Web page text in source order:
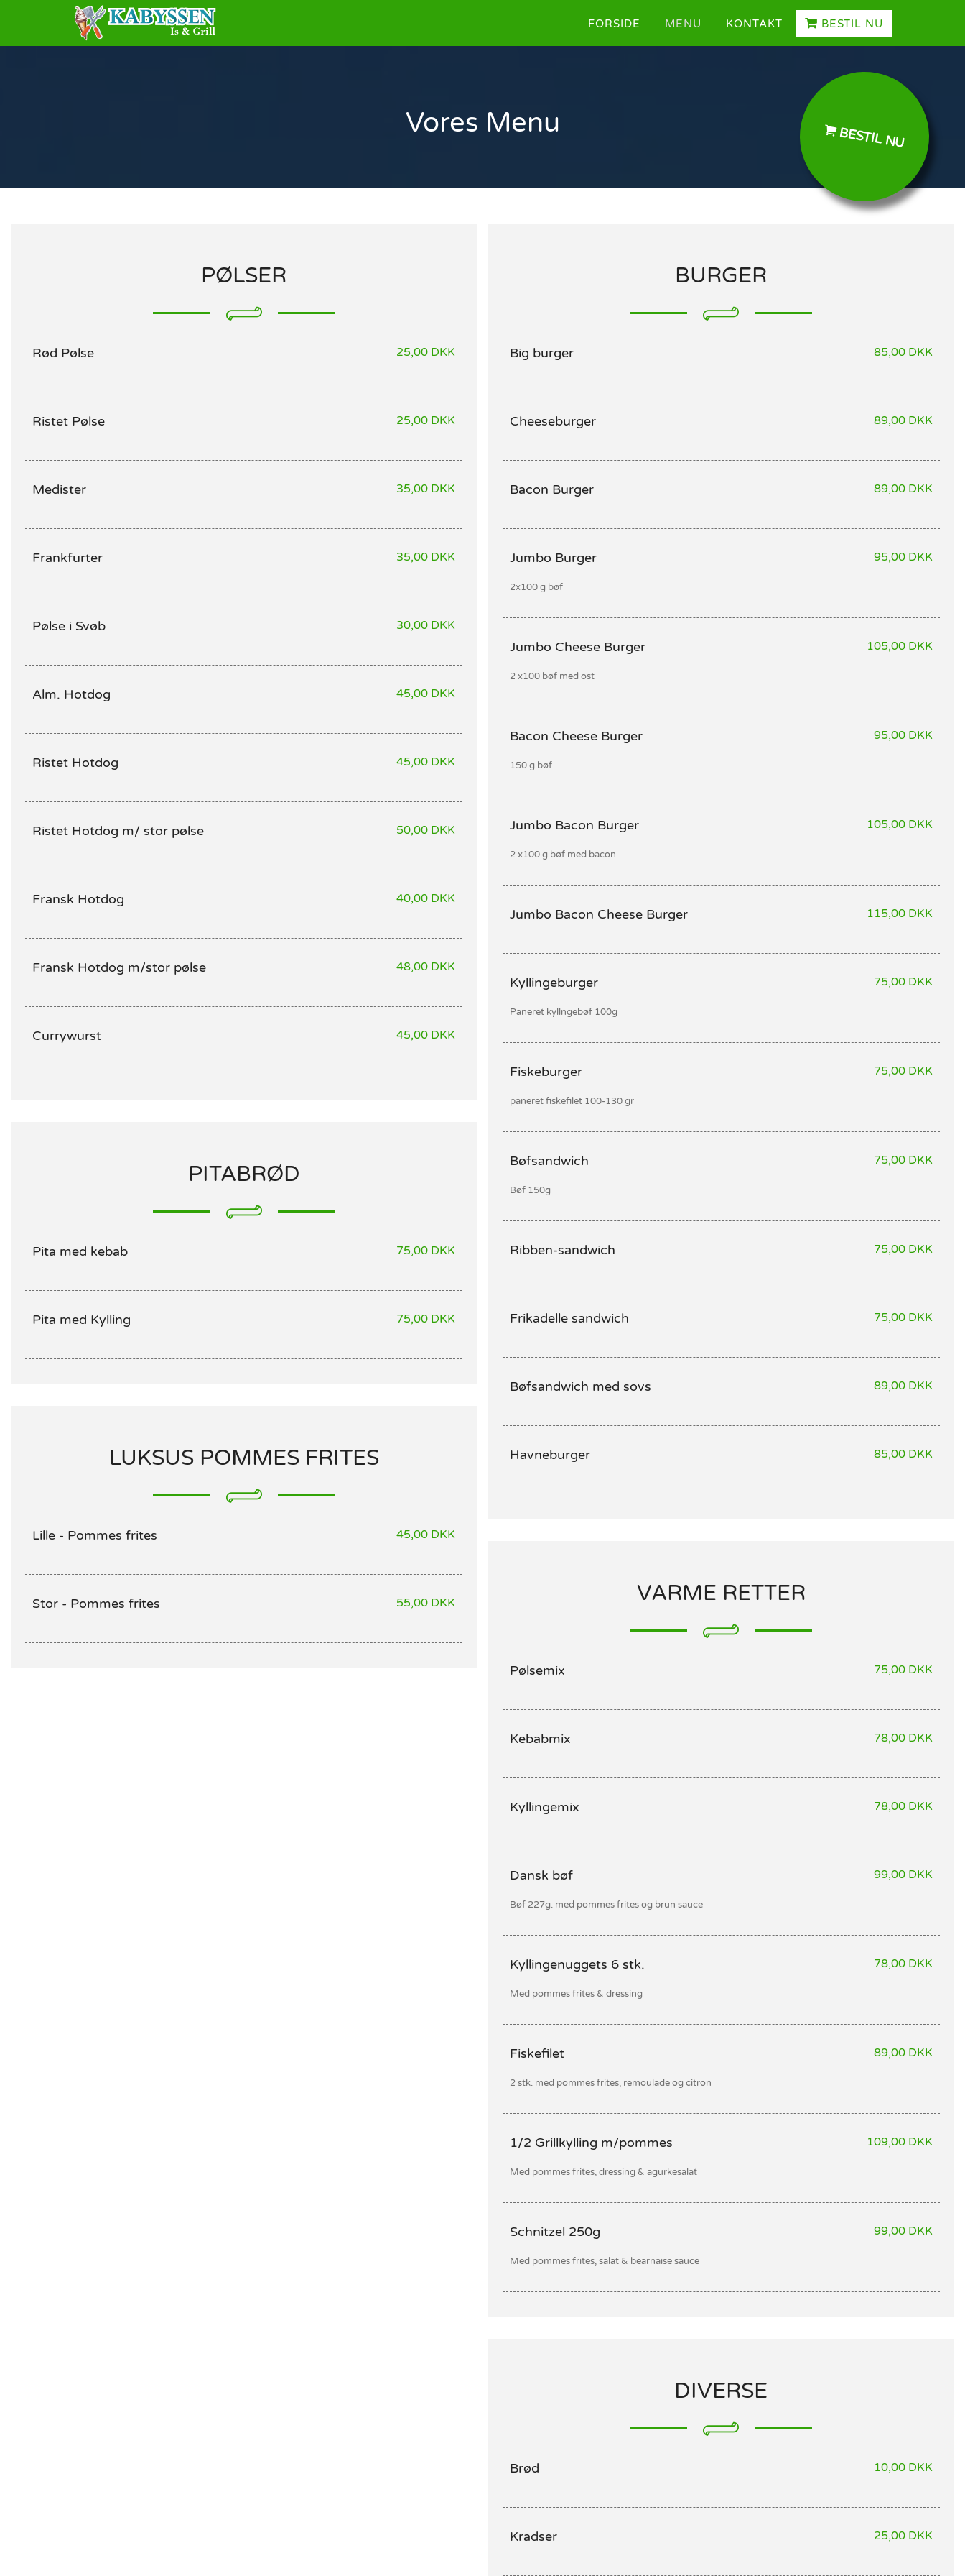
FORSIDE MENU KONTAKT BESTIL NU
BESTIL NU
Vores Menu
PØLSER
Rød Pølse 25,00 DKK
Ristet Pølse 25,00 DKK
Medister 35,00 DKK
Frankfurter 35,00 DKK
Pølse i Svøb 30,00 DKK
Alm. Hotdog 45,00 DKK
Ristet Hotdog 45,00 DKK
Ristet Hotdog m/ stor pølse 50,00 DKK
Fransk Hotdog 40,00 DKK
Fransk Hotdog m/stor pølse 48,00 DKK
Currywurst 45,00 DKK
PITABRØD
Pita med kebab 75,00 DKK
Pita med Kylling 75,00 DKK
LUKSUS POMMES FRITES
Lille - Pommes frites 45,00 DKK
Stor - Pommes frites 55,00 DKK
BURGER
Big burger 85,00 DKK
Cheeseburger 89,00 DKK
Bacon Burger 89,00 DKK
Jumbo Burger
2x100 g bøf
95,00 DKK
Jumbo Cheese Burger
2 x100 bøf med ost
105,00 DKK
Bacon Cheese Burger
150 g bøf
95,00 DKK
Jumbo Bacon Burger
2 x100 g bøf med bacon
105,00 DKK
Jumbo Bacon Cheese Burger 115,00 DKK
Kyllingeburger
Paneret kyllngebøf 100g
75,00 DKK
Fiskeburger
paneret fiskefilet 100-130 gr
75,00 DKK
Bøfsandwich
Bøf 150g
75,00 DKK
Ribben-sandwich 75,00 DKK
Frikadelle sandwich 75,00 DKK
Bøfsandwich med sovs 89,00 DKK
Havneburger 85,00 DKK
VARME RETTER
Pølsemix 75,00 DKK
Kebabmix 78,00 DKK
Kyllingemix 78,00 DKK
Dansk bøf
Bøf 227g. med pommes frites og brun sauce
99,00 DKK
Kyllingenuggets 6 stk.
Med pommes frites & dressing
78,00 DKK
Fiskefilet
2 stk. med pommes frites, remoulade og citron
89,00 DKK
1/2 Grillkylling m/pommes
Med pommes frites, dressing & agurkesalat
109,00 DKK
Schnitzel 250g
Med pommes frites, salat & bearnaise sauce
99,00 DKK
DIVERSE
Brød 10,00 DKK
Kradser 25,00 DKK